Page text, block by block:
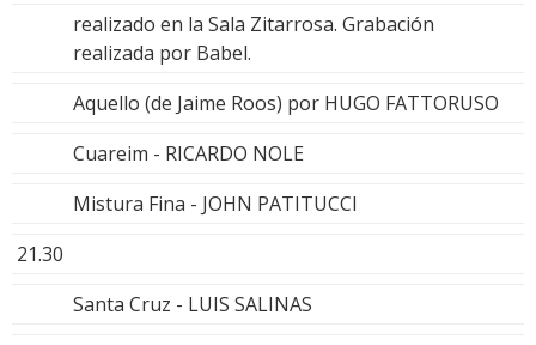
realizado en la Sala Zitarrosa. Grabación
realizada por Babel.
Aquello (de Jaime Roos) por HUGO FATTORUSO
Cuareim - RICARDO NOLE
Mistura Fina - JOHN PATITUCCI
21.30
Santa Cruz - LUIS SALINAS